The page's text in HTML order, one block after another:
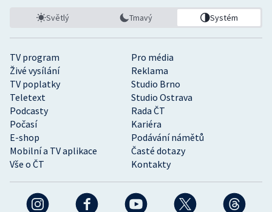
TV program
Pro média
Živé vysílání
Reklama
TV poplatky
Studio Brno
Teletext
Studio Ostrava
Podcasty
Rada ČT
Počasí
Kariéra
E-shop
Podávání námětů
Mobilní a TV aplikace
Časté dotazy
Vše o ČT
Kontakty
Světlý Tmavý Systém